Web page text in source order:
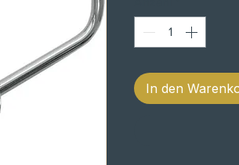
In den